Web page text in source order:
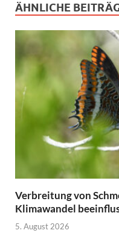
ÄHNLICHE
Verbreitung von
Klimawandel
5. August 2026